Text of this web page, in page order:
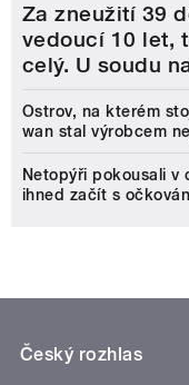
Za zneužití 39
vedoucí 10 let,
celý. U soudu
Ostrov, na kterém
wan stal výrobcem
Netopýři pokousali v
ihned začít s
Český rozhlas